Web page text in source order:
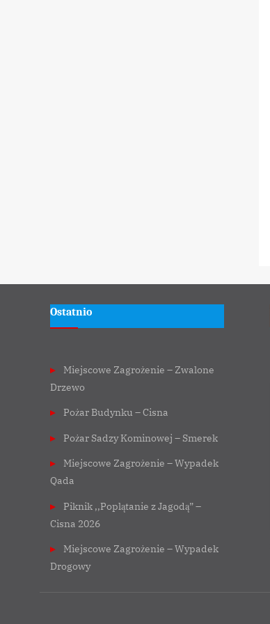
Ostatnio
Miejscowe Zagrożenie – Zwalone
Drzewo
Pożar Budynku – Cisna
Pożar Sadzy Kominowej – Smerek
Miejscowe Zagrożenie – Wypadek
Qada
Piknik ,,Poplątanie z Jagodą” –
Cisna 2026
Miejscowe Zagrożenie – Wypadek
Drogowy